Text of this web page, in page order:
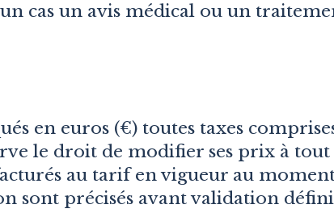
cas un avis médical ou un
en euros (€) toutes taxes
le droit de modifier ses prix à
au tarif en vigueur au
sont précisés avant validation